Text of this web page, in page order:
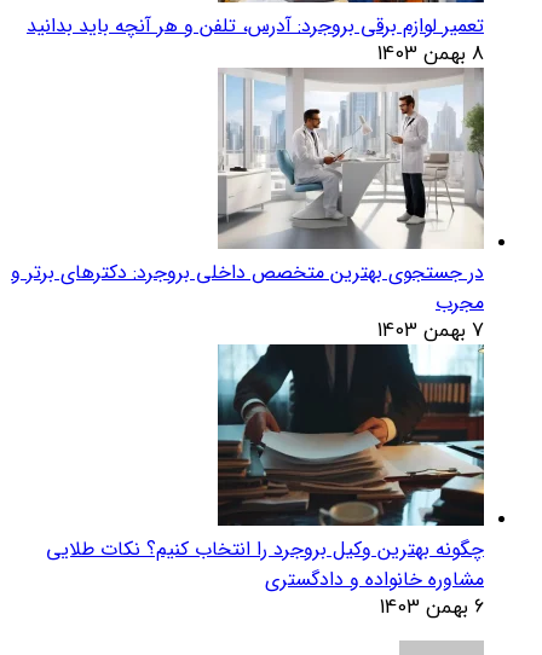
تعمیر لوازم برقی بروجرد: آدرس، تلفن و هر آنچه باید بدانید
8 بهمن 1403
در جستجوی بهترین متخصص داخلی بروجرد: دکترهای برتر و
مجرب
7 بهمن 1403
چگونه بهترین وکیل بروجرد را انتخاب کنیم؟ نکات طلایی
مشاوره خانواده و دادگستری
6 بهمن 1403